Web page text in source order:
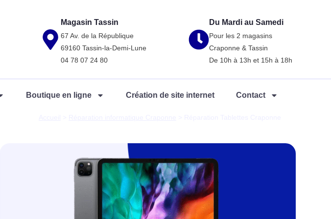
Magasin Tassin
67 Av. de la République
69160 Tassin-la-Demi-Lune
04 78 07 24 80
Du Mardi au Samedi
Pour les 2 magasins
Craponne & Tassin
De 10h à 13h et 15h à 18h
Boutique en ligne Création de site internet Contact